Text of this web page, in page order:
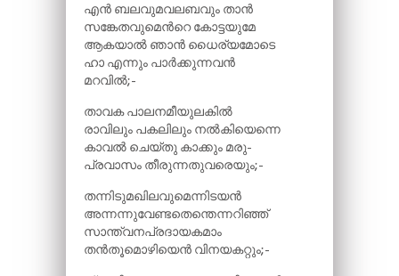
എൻ ബലവുമവലബവും താൻ
സങ്കേതവുമെന്‍റെ കോട്ടയുമേ
ആകയാൽ ഞാൻ ധൈര്യമോടെ
ഹാ എന്നും പാർക്കുന്നവൻ
മറവിൽ;-
താവക പാലനമീയുലകിൽ
രാവിലും പകലിലും നൽകിയെന്നെ
കാവൽ ചെയ്തു കാക്കും മരു-
പ്രവാസം തീരുന്നതുവരെയും;-
തന്നിടുമഖിലവുമെന്നിടയൻ
അന്നന്നുവേണ്ടതെന്തെന്നറിഞ്ഞ്
സാന്ത്വനപ്രദായകമാം
തൻതൂമൊഴിയെൻ വിനയകറ്റും;-